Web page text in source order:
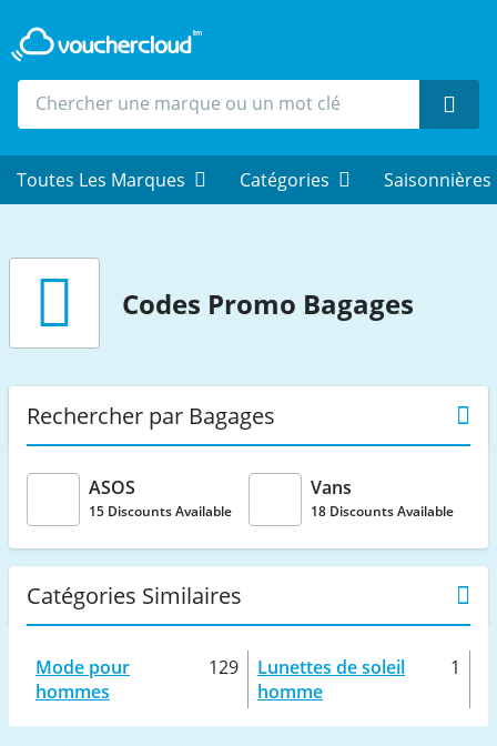
Toutes Les Marques Catégories Saisonnières
Codes Promo Bagages
Rechercher par Bagages
ASOS
15 Discounts Available
Vans
18 Discounts Available
Catégories Similaires
Mode pour
hommes
129
Lunettes de soleil
homme
1